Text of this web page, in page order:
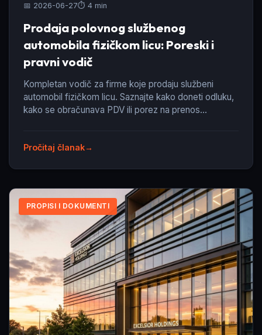
📅 2026-06-27⏱️ 4 min
Prodaja polovnog službenog
automobila fizičkom licu: Poreski i
pravni vodič
Kompletan vodič za firme koje prodaju službeni
automobil fizičkom licu. Saznajte kako doneti odluku,
kako se obračunava PDV ili porez na prenos
Pročitaj članak
PROPISI I DOKUMENTI